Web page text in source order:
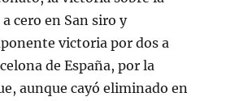
cero en San siro y
victoria por dos a
de España, por la
aunque cayó eliminado en